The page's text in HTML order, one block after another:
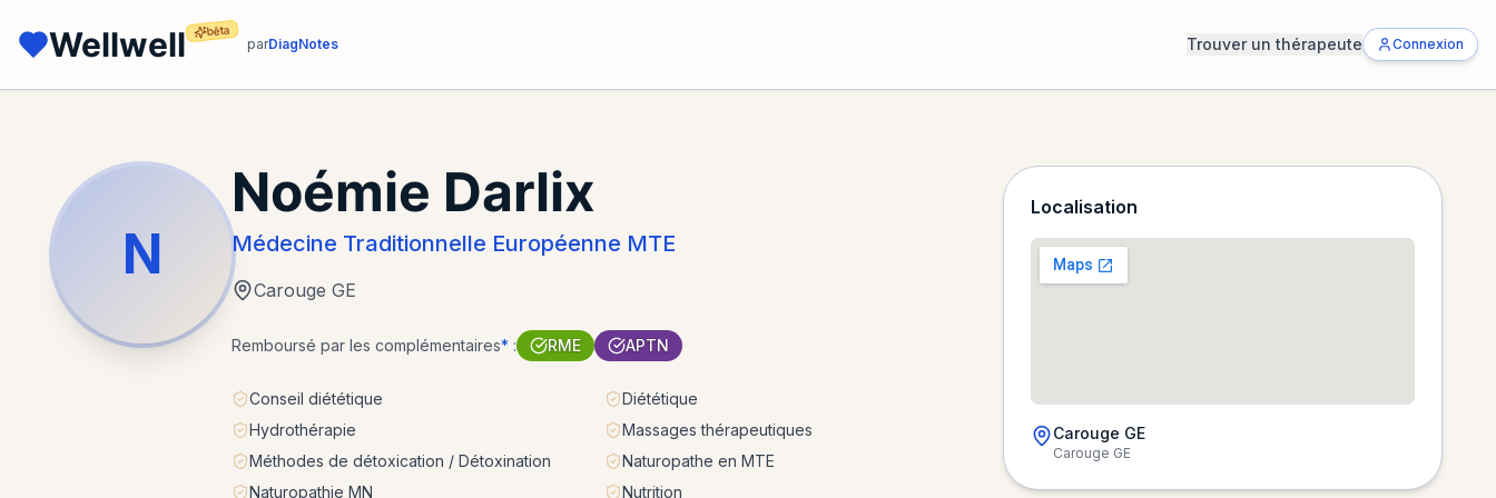
Wellwell bêta
parDiagNotes Trouver un thérapeute Connexion
N
Noémie Darlix
Médecine Traditionnelle Européenne MTE
Carouge GE
Remboursé par les complémentaires* : RME APTN
Conseil diététique
Diététique
Hydrothérapie
Massages thérapeutiques
Méthodes de détoxication / Détoxination
Naturopathe en MTE
Naturopathie MN
Nutrition
Localisation
Chargement de la carte…
Carouge GE
Carouge GE